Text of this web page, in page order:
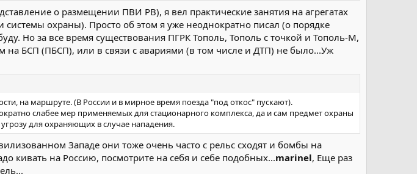
о размещении ПВИ РВ), я вел практические занятия на агрегатах
охраны). Просто об этом я уже неоднократно писал (о порядке
Но за все время существования ПГРК Тополь, Тополь с точкой и Тополь-М,
БСП (ПБСП), или в связи с авариями (в том числе и ДТП) не было...Уж
на маршруте. (В России и в мирное время поезда "под откос" пускают).
слабее мер применяемых для стационарного комплекса, да и сам предмет охраны
для охраняющих в случае нападения.
Западе они тоже очень часто с рельс сходят и бомбы на
кивать на Россию, посмотрите на себя и себе подобных...marinel, Еще раз